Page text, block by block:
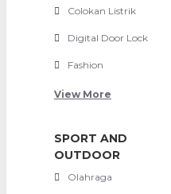
Colokan Listrik
Digital Door Lock
Fashion
View More
SPORT AND
OUTDOOR
Olahraga